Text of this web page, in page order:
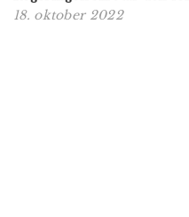
18. oktober 2022